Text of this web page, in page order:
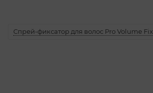
Спрей-фиксатор для волос Pro Volume